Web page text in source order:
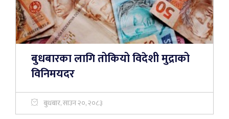
बुधबारका लागि तोकियो विदेशी मुद्राको
विनिमयदर
बुधबार, साउन २०, २०८३